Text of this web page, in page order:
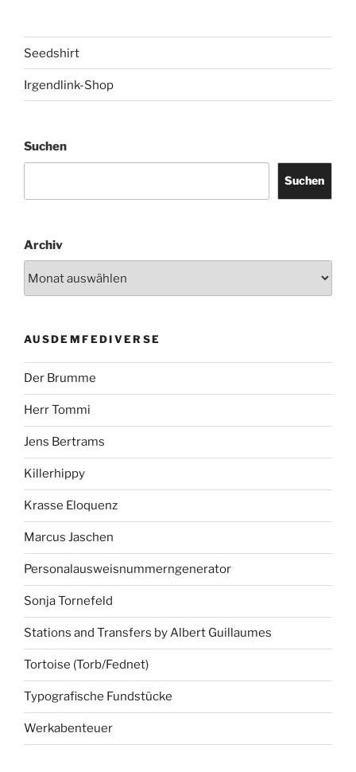
Seedshirt
Irgendlink-Shop
Suchen
Suchen
Archiv
AUSDEMFEDIVERSE
Der Brumme
Herr Tommi
Jens Bertrams
Killerhippy
Krasse Eloquenz
Marcus Jaschen
Personalausweisnummerngenerator
Sonja Tornefeld
Stations and Transfers by Albert Guillaumes
Tortoise (Torb/Fednet)
Typografische Fundstücke
Werkabenteuer